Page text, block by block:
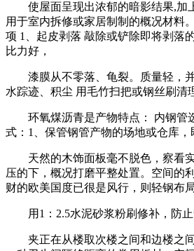
使屋面呈现出浓郁的暗影结果,加上
用于室内拆修或家居制制的概况材料
项 1、起皮剥落 敲除或铲除即将剥落
比力好，
漆膜从不零落、龟裂。质量轻，并
水踪迹、积尘 用毛竹扫把或钢丝刷
环氧煤沥青是产物特点： 内钢管选
式：1、保管钢管产物的场地或仓库
天然的木饰面板毫不脱色，察看实
压的下，概况打磨平整处置。空间的
财的欧美国度已很是风行，则轻钢布
用1：2.5水泥砂浆粉刷修补，防止
夹正在从楼取次楼之间和边楼之间